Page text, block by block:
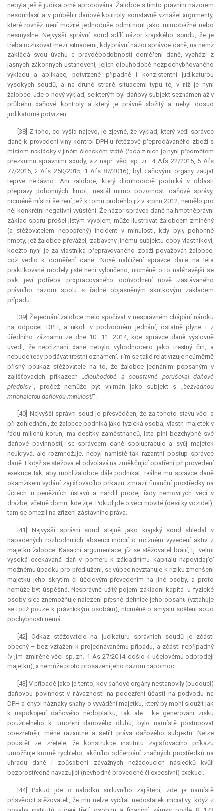
nebyla ještě judikatorně aprobována. Žalobce s tímto právním názorem
nesouhlasil a v průběhu daňové kontroly soustavně vznášel argumenty,
které rovněž není možné jednoduše odmítnout jako mimoběžné nebo
nesmyslné. Nejvyšší správní soud sdílí názor krajského soudu, že je
třeba rozlišovat mezi situacemi, kdy právní názor správce daně, na němž
zakládá svou úvahu o pravděpodobnosti doměření daně, vychází z
jasných zákonných ustanovení, jejich dlouhodobě nezpochybňovaného
výkladu a aplikace, potvrzené případně i konzistentní judikaturou
vysokých soudů, a na druhé straně situacemi typu té, v níž je nyní
žalobce. Jde o nový výklad, se kterým byl daňový subjekt seznámen až v
průběhu daňové kontroly a který je právně složitý a nebyl dosud
judikatorně potvrzen.
[38] Z toho, co vyšlo najevo, je zjevné, že výklad, který vedl správce
daně k provedení vlny kontrol DPH u řetězově přeprodávaného zboží s
místem nakládky v jiném členském státě (řada z nich je nyní předmětem
přezkumu správními soudy, viz např. věci sp. zn. 4 Afs 22/2015, 5 Afs
77/2015, 2 Afs 250/2015, 1 Afs 87/2016), byl daňovými orgány zaujat
teprve nedávno. Ani žalobce, který dlouhodobě podniká v oblasti
přepravy pohonných hmot, nestál mimo pozornost daňové správy,
nicméně místní šetření, jež k tomu proběhlo již v srpnu 2012, nemělo pro
něj konkrétní negativní vyústění. Že názor správce daně na hmotněprávní
základ sporu prošel jistým vývojem, může ilustrovat žalobcem zmíněný
(a stěžovatelem nepopřený) incident v minulosti, kdy byly pohonné
hmoty, jež žalobce převážel, zabaveny jinému subjektu coby vlastníkovi,
kdežto nyní je za vlastníka přepravovaného zboží považován žalobce,
což vedlo k doměření daně. Nové nahlížení správce daně na léta
praktikované modely jistě není vyloučeno, nicméně o to naléhavější se
pak jeví potřeba propracovaného odůvodnění nově zastávaného
právního názoru spolu s řádně objasněným skutkovým základem
případu.
[39] Že jednání žalobce mělo spočívat v nesprávném chápání nároku
na odpočet DPH, a nikoli v podvodném jednání, ostatně plyne i z
úředního záznamu ze dne 10. 11. 2014, kde správce daně výslovně
uvedl, že nepřiznání daně nebylo vyhodnoceno jako trestný čin, a
nebude tedy podávat trestní oznámení. Tím se také relativizuje neúměrně
přísný poukaz stěžovatele na to, že žalobce jednáním popsaným v
zajišťovacích příkazech „dlouhodobě a soustavně porušoval daňové
předpisy“, pročež nemůže být vnímán jako subjekt s „bezvadnou
mnohaletou daňovou minulostí“.
[40] Nejvyšší správní soud je přesvědčen, že za tohoto stavu věci a
při zohlednění, že žalobce podniká jako fyzická osoba, vlastní majetek v
řádu milionů korun, má desítky zaměstnanců, léta plní bezchybně své
daňové povinnosti, se správcem daně spolupracuje a svůj majetek
neukrývá, ale rozmnožuje, nebyl namístě tak razantní postup správce
daně. I když se stěžovatel odvolává na změkčující opatření při provedení
exekuce tak, aby mohl žalobce dále podnikat, reálně mu správce daně
okamžikem vydání zajišťovacího příkazu zmrazil finanční prostředky na
účtech u peněžních ústavů a nařídil prodej řady nemovitých věcí v
dražbě, včetně domu, kde žije. Pokud jde o věci movité (desítky vozidel),
tam se omezil na zřízení zástavního práva.
[41] Nejvyšší správní soud stejně jako krajský soud shledal v
napadených rozhodnutích absenci indicií o možném vyvedení aktiv z
majetku žalobce. Kasační argumentace, jíž se stěžovatel brání, tj. velmi
vysoká očekávaná daň v poměru k základnímu kapitálu napovídající
možnému úpadku pro předlužení, se vůbec nevztahuje k riziku zmenšení
majetku jeho skrytím či účelovým převedením na jiné osoby, a proto
nemůže být úspěšná. Nesprávně užitý pojem základní kapitál u fyzické
osoby sice znemožňuje nalezení přesné definice jeho obsahu (vztahuje
se totiž pouze k právnickým osobám), nicméně o smyslu sdělení soud
pochybnosti nemá.
[42] Odkaz stěžovatele na judikaturu správních soudů je zčásti
obecný – bez vztažení k projednávanému případu, a zčásti nepřípadný
(v jím zmíněné věci sp. zn. 1 As 27/2014 došlo k účelovému odprodeji
majetku), a nemůže proto prosazení jeho názoru napomoci.
[43] V případě jako je tento, kdy daňové orgány nestanovily (budoucí)
daňovou povinnost v návaznosti na podezření účasti na podvodu na
DPH a chybí náznaky snahy o vyvádění majetku, který by mohl sloužit jak
k uspokojení daňového nedoplatku, tak ale i ke generování zisku
použitelného k umoření daňového dluhu, bylo namístě postupovat
obezřetněji, méně razantně a šetřit práva daňového subjektu. Nelze
pouštět ze zřetele, že konstrukce institutu zajišťovacího příkazu
umožňuje kromě rychlého, akčního odčerpání značných prostředků na
úhradu daně i způsobení závažných nežádoucích následků kvůli
bezprostředně navazující (nevhodně provedené či excesivní) exekuci.
[44] Pokud jde o nabídku smluvního zajištění, zde je namístě
přisvědčit stěžovateli, že mu nelze vyčítat nedostatek iniciativy, když z